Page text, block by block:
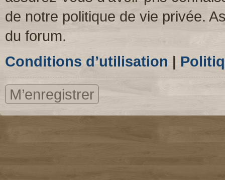
de notre politique de vie privée.
du forum.
Conditions d’utilisation |
M’enregistrer